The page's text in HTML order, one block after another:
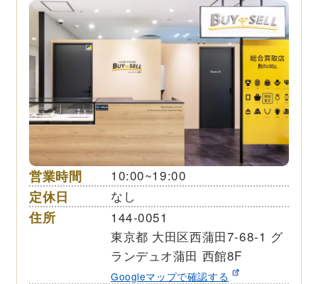
営業時間 10:00~19:00
定休日 なし
住所
144-0051
東京都 大田区西蒲田7-68-1 グ
ランデュオ蒲田 西館8F
Googleマップで確認する